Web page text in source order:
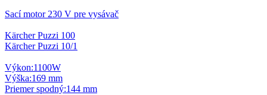
Sací motor 230 V pre vysávač
Kärcher Puzzi 100
Kärcher Puzzi 10/1
Výkon:1100W
Výška:169 mm
Priemer spodný:144 mm